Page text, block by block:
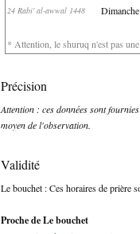
24 Rabi' al-awwal 1448
* Attention, le shuruq n'est pas
Précision
Attention : ces données sont
moyen de l'observation.
Validité
Le bouchet : Ces horaires de prière
Proche de Le bouchet